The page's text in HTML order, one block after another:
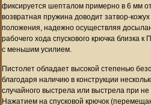
фиксируется шепталом примерно в 6 мм
возвратная пружина доводит затвор-
положения, надежно осуществляя
рабочего хода спускового крючка близка
с меньшим усилием.
Пистолет обладает высокой степенью
благодаря наличию в конструкции
случайного выстрела или выстрела при
Нажатием на спусковой крючок